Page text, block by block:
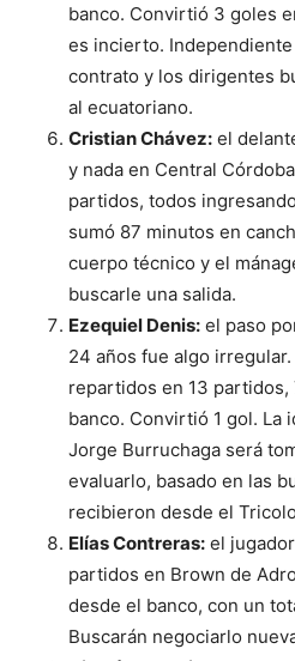
banco. Convirtió 3 goles
es incierto.
contrato y los dirigentes
al ecuatoriano.
Cristian Chávez: el
y nada en Central
partidos, todos
sumó 87 minutos en
cuerpo técnico y el
buscarle una salida.
Ezequiel Denis: el paso
24 años fue algo
repartidos en 13
banco. Convirtió 1 gol. La
Jorge Burruchaga será
evaluarlo, basado en las
recibieron desde el
Elías Contreras: el
partidos en Brown de
desde el banco, con un
Buscarán negociarlo